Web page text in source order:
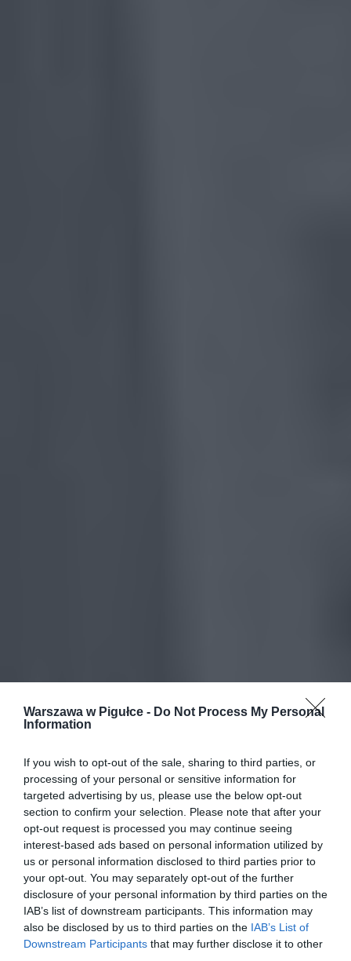
Warszawa w Pigułce - Do Not Process My Personal
Information
If you wish to opt-out of the sale, sharing to third parties, or
processing of your personal or sensitive information for
targeted advertising by us, please use the below opt-out
section to confirm your selection. Please note that after your
opt-out request is processed you may continue seeing
interest-based ads based on personal information utilized by
us or personal information disclosed to third parties prior to
your opt-out. You may separately opt-out of the further
disclosure of your personal information by third parties on the
IAB’s list of downstream participants. This information may
also be disclosed by us to third parties on the IAB’s List of
Downstream Participants that may further disclose it to other